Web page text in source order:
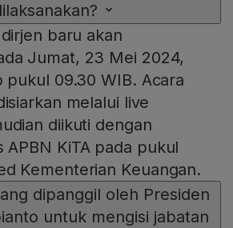
baru akan
Jumat, 23 Mei 2024,
09.30 WIB. Acara
melalui live
diikuti dengan
APBN KiTA pada pukul
Kementerian Keuangan.
dipanggil oleh Presiden
untuk mengisi jabatan